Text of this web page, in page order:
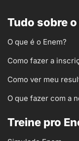
Tudo sobre o
O que é o Enem?
Como fazer a
Como ver meu
O que fazer com a
Treine pro